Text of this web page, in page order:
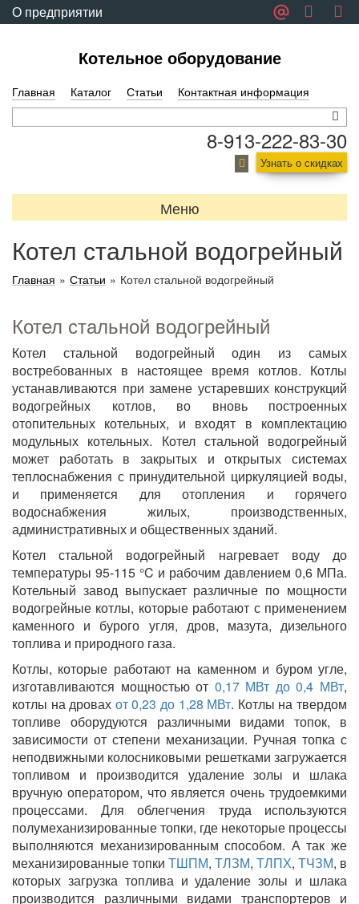
О предприятии
Котельное оборудование
Главная Каталог Статьи Контактная информация
8-913-222-83-30
Узнать о скидках
Меню
Котел стальной водогрейный
Главная » Статьи » Котел стальной водогрейный
Котел стальной водогрейный
Котел стальной водогрейный один из самых
востребованных в настоящее время котлов. Котлы
устанавливаются при замене устаревших конструкций
водогрейных котлов, во вновь построенных
отопительных котельных, и входят в комплектацию
модульных котельных. Котел стальной водогрейный
может работать в закрытых и открытых системах
теплоснабжения с принудительной циркуляцией воды,
и применяется для отопления и горячего
водоснабжения жилых, производственных,
административных и общественных зданий.
Котел стальной водогрейный нагревает воду до
температуры 95-115 °C и рабочим давлением 0,6 МПа.
Котельный завод выпускает различные по мощности
водогрейные котлы, которые работают с применением
каменного и бурого угля, дров, мазута, дизельного
топлива и природного газа.
Котлы, которые работают на каменном и буром угле,
изготавливаются мощностью от 0,17 МВт до 0,4 МВт,
котлы на дровах от 0,23 до 1,28 МВт. Котлы на твердом
топливе оборудуются различными видами топок, в
зависимости от степени механизации. Ручная топка с
неподвижными колосниковыми решетками загружается
топливом и производится удаление золы и шлака
вручную оператором, что является очень трудоемкими
процессами. Для облегчения труда используются
полумеханизированные топки, где некоторые процессы
выполняются механизированным способом. А так же
механизированные топки ТШПМ, ТЛЗМ, ТЛПХ, ТЧЗМ, в
которых загрузка топлива и удаление золы и шлака
производится различными видами транспортеров и